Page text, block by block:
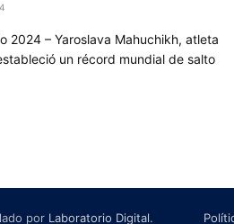
2024 – Yaroslava Mahuchikh, atleta
un récord mundial de salto
por Laboratorio Digital.